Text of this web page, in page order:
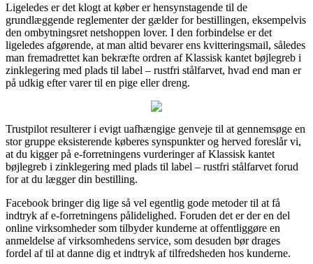
Ligeledes er det klogt at køber er hensynstagende til de
grundlæggende reglementer der gælder for bestillingen, eksempelvis
den ombytningsret netshoppen lover. I den forbindelse er det
ligeledes afgørende, at man altid bevarer ens kvitteringsmail, således
man fremadrettet kan bekræfte ordren af Klassisk kantet bøjlegreb i
zinklegering med plads til label – rustfri stålfarvet, hvad end man er
på udkig efter varer til en pige eller dreng.
Trustpilot resulterer i evigt uafhængige genveje til at gennemsøge en
stor gruppe eksisterende køberes synspunkter og herved foreslår vi,
at du kigger på e-forretningens vurderinger af Klassisk kantet
bøjlegreb i zinklegering med plads til label – rustfri stålfarvet forud
for at du lægger din bestilling.
Facebook bringer dig lige så vel egentlig gode metoder til at få
indtryk af e-forretningens pålidelighed. Foruden det er der en del
online virksomheder som tilbyder kunderne at offentliggøre en
anmeldelse af virksomhedens service, som desuden bør drages
fordel af til at danne dig et indtryk af tilfredsheden hos kunderne.